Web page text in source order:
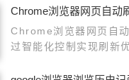
Chrome浏览器网页自动
Chrome浏览器网页自
过智能化控制实现刷新